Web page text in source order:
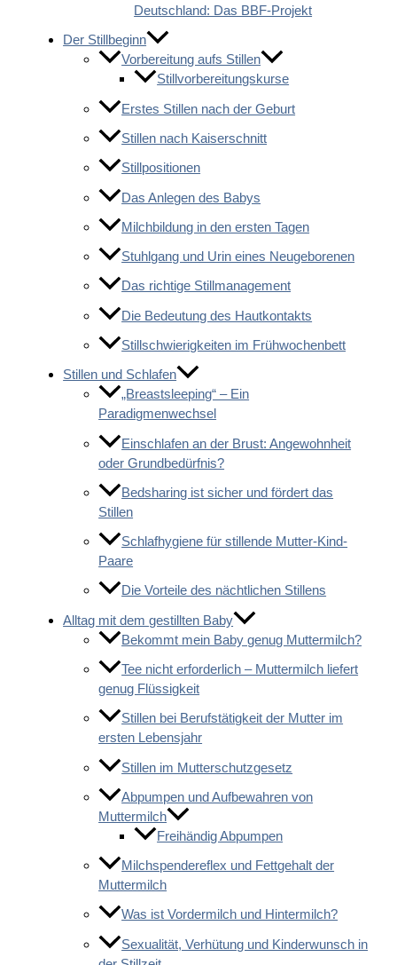
Deutschland: Das BBF-Projekt
Der Stillbeginn
Vorbereitung aufs Stillen
Stillvorbereitungskurse
Erstes Stillen nach der Geburt
Stillen nach Kaiserschnitt
Stillpositionen
Das Anlegen des Babys
Milchbildung in den ersten Tagen
Stuhlgang und Urin eines Neugeborenen
Das richtige Stillmanagement
Die Bedeutung des Hautkontakts
Stillschwierigkeiten im Frühwochenbett
Stillen und Schlafen
„Breastsleeping“ – Ein
Paradigmenwechsel
Einschlafen an der Brust: Angewohnheit
oder Grundbedürfnis?
Bedsharing ist sicher und fördert das
Stillen
Schlafhygiene für stillende Mutter-Kind-
Paare
Die Vorteile des nächtlichen Stillens
Alltag mit dem gestillten Baby
Bekommt mein Baby genug Muttermilch?
Tee nicht erforderlich – Muttermilch liefert
genug Flüssigkeit
Stillen bei Berufstätigkeit der Mutter im
ersten Lebensjahr
Stillen im Mutterschutzgesetz
Abpumpen und Aufbewahren von
Muttermilch
Freihändig Abpumpen
Milchspendereflex und Fettgehalt der
Muttermilch
Was ist Vordermilch und Hintermilch?
Sexualität, Verhütung und Kinderwunsch in